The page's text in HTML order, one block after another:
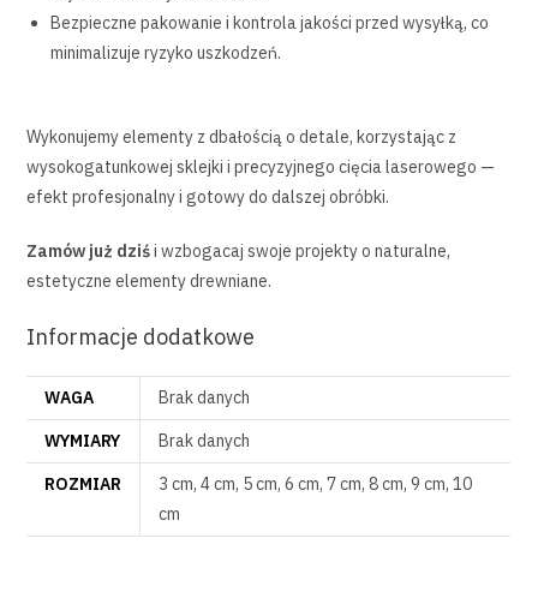
Bezpieczne pakowanie i kontrola jakości przed wysyłką, co
minimalizuje ryzyko uszkodzeń.
Wykonujemy elementy z dbałością o detale, korzystając z
wysokogatunkowej sklejki i precyzyjnego cięcia laserowego —
efekt profesjonalny i gotowy do dalszej obróbki.
Zamów już dziśi wzbogacaj swoje projekty o naturalne,
estetyczne elementy drewniane.
Informacje dodatkowe
WAGA
Brak danych
WYMIARY
Brak danych
ROZMIAR
3 cm, 4 cm, 5 cm, 6 cm, 7 cm, 8 cm, 9 cm, 10
cm